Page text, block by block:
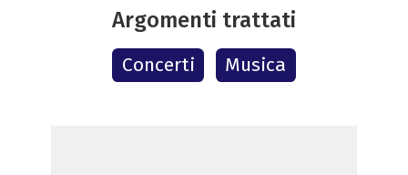
Argomenti trattati
Concerti Musica